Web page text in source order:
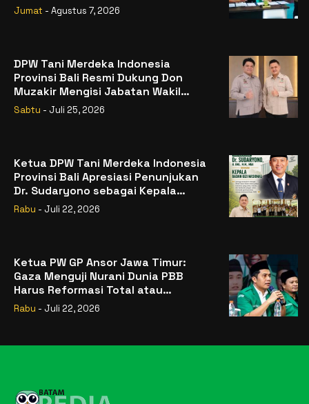
Jumat - Agustus 7, 2026
DPW Tani Merdeka Indonesia
Provinsi Bali Resmi Dukung Don
Muzakir Mengisi Jabatan Wakil
Menteri Pertanian RI
Sabtu - Juli 25, 2026
Ketua DPW Tani Merdeka Indonesia
Provinsi Bali Apresiasi Penunjukan
Dr. Sudaryono sebagai Kepala
Badan Gizi Nasional
Rabu - Juli 22, 2026
Ketua PW GP Ansor Jawa Timur:
Gaza Menguji Nurani Dunia PBB
Harus Reformasi Total atau
Kehilangan Legitimasi
Rabu - Juli 22, 2026